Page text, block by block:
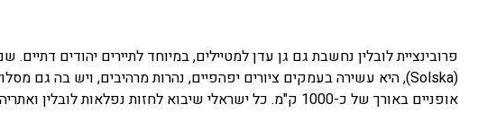
אופניים באורך של כ-1000 ק"מ. כל ישראלי שיבוא לחזות נפלאות לובלין ואתריה, יחזור ארצה ראוי להיקרא "החוזה ב…חוזה מלובלין".